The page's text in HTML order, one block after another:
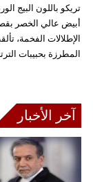
تريكو باللون البيج
أبيض عالي الخصر
الإطلالات الفخمة،
المطرزة بحبيبات
آخر الأخبار